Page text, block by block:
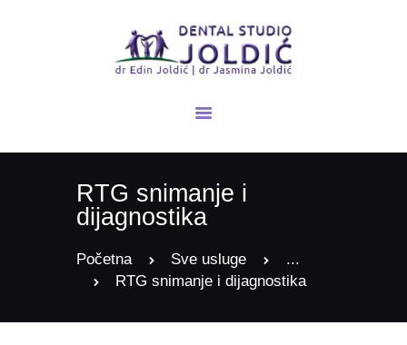
RTG snimanje i
dijagnostika
Početna Sve usluge
...
RTG snimanje i dijagnostika
USLUGE
GALERIJA
KONTAKT